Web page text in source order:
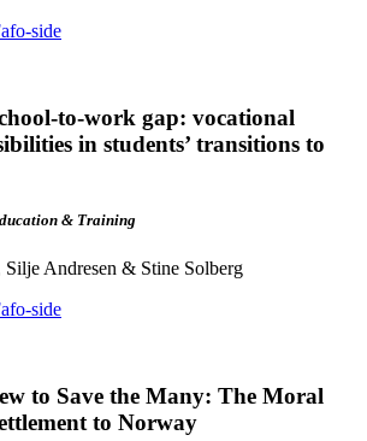
side
to-work gap: vocational
in students’ transitions to
& Training
Andresen & Stine Solberg
side
to Save the Many: The Moral
to Norway